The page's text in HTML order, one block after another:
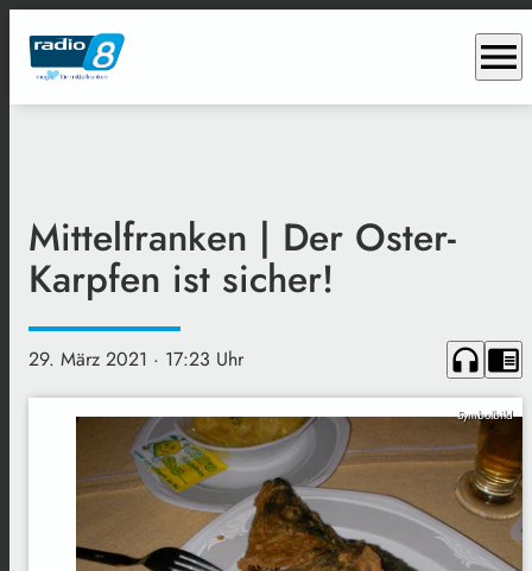
menu
Mittelfranken | Der Oster-
Karpfen ist sicher!
29. März 2021 · 17:23 Uhr headphones chrome_reader_mode
Symbolbild